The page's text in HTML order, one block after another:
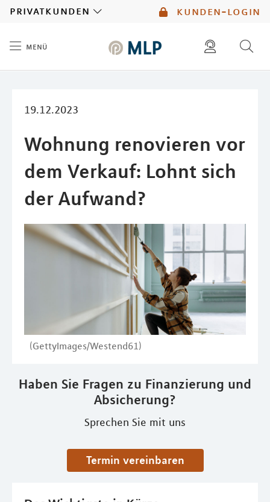
kunden-login
privatkunden
menü
19.12.2023
Wohnung renovieren vor
dem Verkauf: Lohnt sich
der Aufwand?
(GettyImages/Westend61)
Haben Sie Fragen zu Finanzierung und
Absicherung?
Sprechen Sie mit uns
Termin vereinbaren